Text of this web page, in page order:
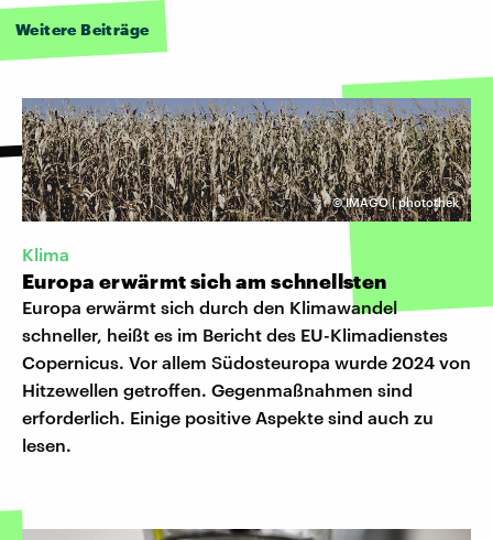
Weitere Beiträge
©IMAGO | photothek
Klima
Europa erwärmt sich am schnellsten
Europa erwärmt sich durch den Klimawandel
schneller, heißt es im Bericht des EU-Klimadienstes
Copernicus. Vor allem Südosteuropa wurde 2024 von
Hitzewellen getroffen. Gegenmaßnahmen sind
erforderlich. Einige positive Aspekte sind auch zu
lesen.